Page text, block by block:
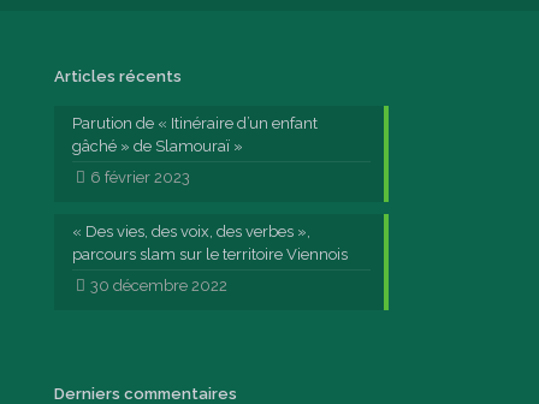
Articles récents
Parution de « Itinéraire d’un enfant
gâché » de Slamouraï »
6 février 2023
« Des vies, des voix, des verbes »,
parcours slam sur le territoire Viennois
30 décembre 2022
Derniers commentaires